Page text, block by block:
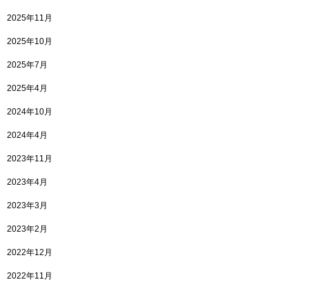
2025年11月
2025年10月
2025年7月
2025年4月
2024年10月
2024年4月
2023年11月
2023年4月
2023年3月
2023年2月
2022年12月
2022年11月